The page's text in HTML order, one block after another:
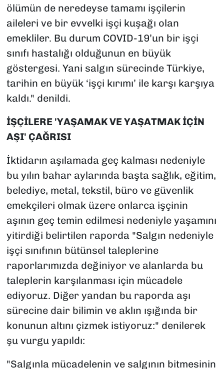
ölümün de neredeyse tamamı işçilerin
aileleri ve bir evvelki işçi kuşağı olan
emekliler. Bu durum COVID-19’un bir işçi
sınıfı hastalığı olduğunun en büyük
göstergesi. Yani salgın sürecinde Türkiye,
tarihin en büyük ‘işçi kırımı’ ile karşı karşıya
kaldı." denildi.
İŞÇİLERE 'YAŞAMAK VE YAŞATMAK İÇİN
AŞI' ÇAĞRISI
İktidarın aşılamada geç kalması nedeniyle
bu yılın bahar aylarında başta sağlık, eğitim,
belediye, metal, tekstil, büro ve güvenlik
emekçileri olmak üzere onlarca işçinin
aşının geç temin edilmesi nedeniyle yaşamını
yitirdiği belirtilen raporda "Salgın nedeniyle
işçi sınıfının bütünsel taleplerine
raporlarımızda değiniyor ve alanlarda bu
taleplerin karşılanması için mücadele
ediyoruz. Diğer yandan bu raporda aşı
sürecine dair bilimin ve aklın ışığında bir
konunun altını çizmek istiyoruz:" denilerek
şu vurgu yapıldı:
"Salgınla mücadelenin ve salgının bitmesinin